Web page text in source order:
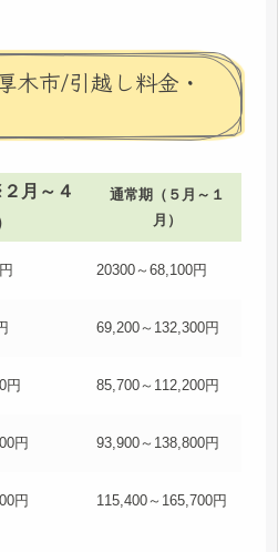
木市/引越し料金・
月～４
通常期（５月～１
月）
20300～68,100円
69,200～132,300円
円 85,700～112,200円
円 93,900～138,800円
円 115,400～165,700円